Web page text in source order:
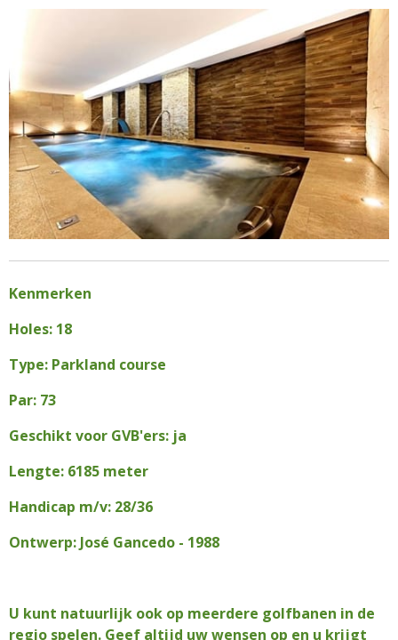
Kenmerken
Holes: 18
Type: Parkland course
Par: 73
Geschikt voor GVB'ers: ja
Lengte: 6185 meter
Handicap m/v: 28/36
Ontwerp: José Gancedo - 1988
U kunt natuurlijk ook op meerdere golfbanen in de
regio spelen. Geef altijd uw wensen op en u krijgt